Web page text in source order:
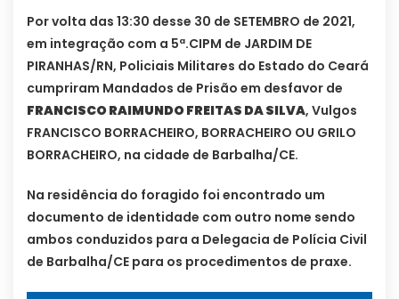
Por volta das 13:30 desse 30 de SETEMBRO de 2021,
em integração com a 5ª.CIPM de JARDIM DE
PIRANHAS/RN, Policiais Militares do Estado do Ceará
cumpriram Mandados de Prisão em desfavor de
FRANCISCO RAIMUNDO FREITAS DA SILVA, Vulgos
FRANCISCO BORRACHEIRO, BORRACHEIRO OU GRILO
BORRACHEIRO, na cidade de Barbalha/CE.
Na residência do foragido foi encontrado um
documento de identidade com outro nome sendo
ambos conduzidos para a Delegacia de Polícia Civil
de Barbalha/CE para os procedimentos de praxe.